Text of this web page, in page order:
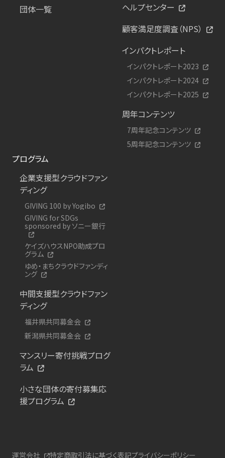
団体一覧
ヘルプセンター
顧客満足度調査（NPS）
インパクトレポート
インパクトレポート2023
インパクトレポート2024
インパクトレポート2025
周年コンテンツ
7周年記念コンテンツ
5周年記念コンテンツ
プログラム
企業支援型クラウドファン
ディング
GIVING 100 by Yogibo
GIVING for SDGs
sponsored by ソニー銀行
ケイズハウスNPO助成プロ
グラム
ゆめ・まちクラウドファンディ
ング
中間支援型クラウドファン
ディング
福井県共同募金会
新潟県共同募金会
マンスリー寄付挑戦プログ
ラム
小さな団体の寄付募集応
援プログラム
運営会社 特定商取引法に基づく表記プライバシーポリシー